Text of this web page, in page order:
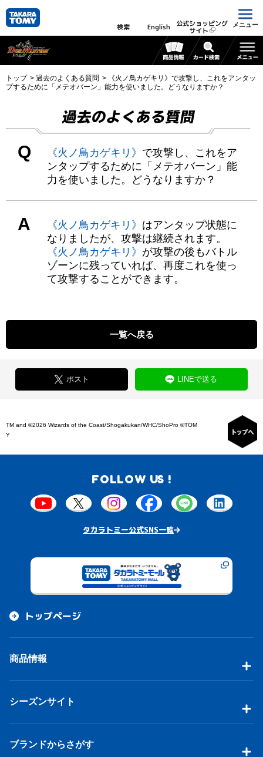
検索 English 公式ショッピング
サイト
メニュー
トップ 過去のよくある質問
《火ノ鳥カゲキリ》で攻撃し、これをアンタッ
プするために「メテオバーン」能力を使いました。どうなりますか？
過去のよくある質問
Q 《火ノ鳥カゲキリ》 で攻撃し、これをア
ンタップするために「メテオバーン」能
力を使いました。どうなりますか？
A 《火ノ鳥カゲキリ》 はアンタップ状態に
なりましたが、攻撃は継続されます。
《火ノ鳥カゲキリ》 が攻撃の後もバトル
ゾーンに残っていれば、再度これを使っ
て攻撃することができます。
一覧へ戻る
ポスト LINEで送る
TM and ©2026 Wizards of the Coast/Shogakukan/WHC/ShoPro ©TOM
Y
FOLLOW US !
タカラトミー公式SNS一覧
トップページ
商品情報
シーズンサイト
ブランドからさがす